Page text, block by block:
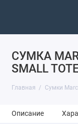
СУМКА
SMALL
Главная Сумки
Описание